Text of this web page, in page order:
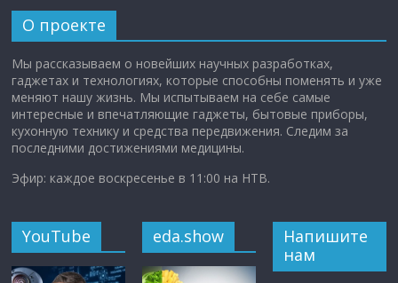
О проекте
Мы рассказываем о новейших научных разработках,
гаджетах и технологиях, которые способны поменять и уже
меняют нашу жизнь. Мы испытываем на себе самые
интересные и впечатляющие гаджеты, бытовые приборы,
кухонную технику и средства передвижения. Следим за
последними достижениями медицины.
Эфир: каждое воскресенье в 11:00 на НТВ.
YouTube eda.show
Напишите
нам